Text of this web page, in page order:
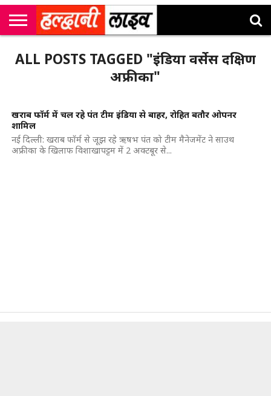
सी
एम
कॉर्नर
उत्तराखंड
न्यूज़
खेल
मनोरंजन
सम्पादकीय
जॉब
अलर्ट्स
ALL POSTS TAGGED "इंडिया वर्सेस दक्षिण
अफ्रीका"
खराब फॉर्म में चल रहे पंत टीम इंडिया से बाहर, रोहित बतौर ओपनर
शामिल
नई दिल्ली: खराब फॉर्म से जूझ रहे ऋषभ पंत को टीम मैनेजमेंट ने साउथ
अफ्रीका के खिलाफ विशाखापट्टम में 2 अक्टबूर से...